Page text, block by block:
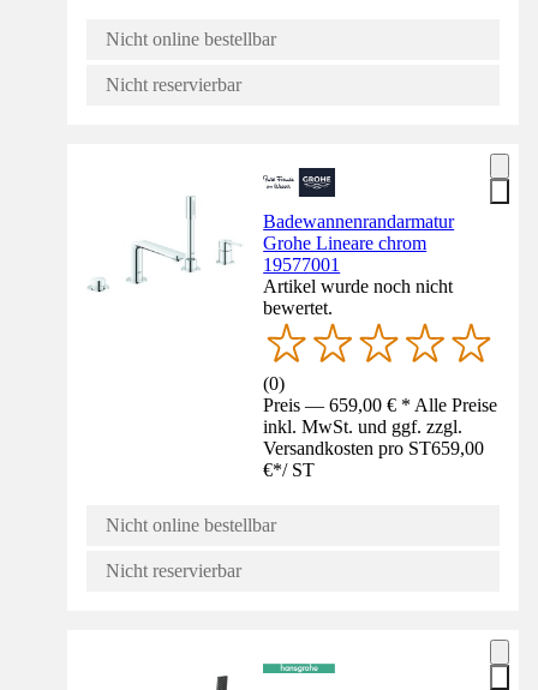
Nicht online bestellbar
Nicht reservierbar
Badewannenrandarmatur
Grohe Lineare chrom
19577001
Artikel wurde noch nicht
bewertet.
(0)
Preis — 659,00 € * Alle Preise
inkl. MwSt. und ggf. zzgl.
Versandkosten pro ST659,00
€*/ ST
Nicht online bestellbar
Nicht reservierbar